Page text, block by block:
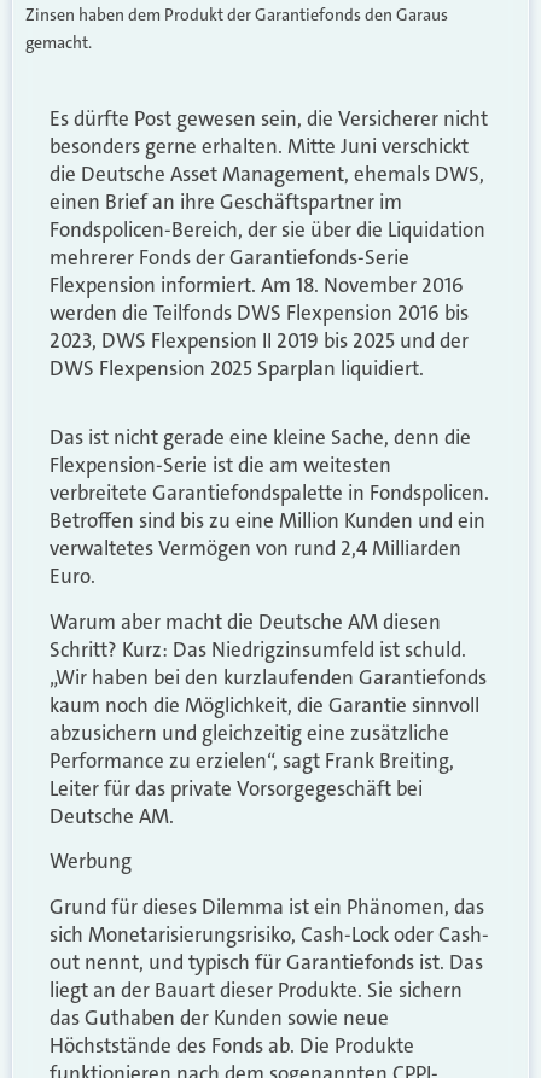
Zinsen haben dem Produkt der Garantiefonds den Garaus
gemacht.
Es dürfte Post gewesen sein, die Versicherer nicht
besonders gerne erhalten. Mitte Juni verschickt
die Deutsche Asset Management, ehemals DWS,
einen Brief an ihre Geschäftspartner im
Fondspolicen-Bereich, der sie über die Liquidation
mehrerer Fonds der Garantiefonds-Serie
Flexpension informiert. Am 18. November 2016
werden die Teilfonds DWS Flexpension 2016 bis
2023, DWS Flexpension II 2019 bis 2025 und der
DWS Flexpension 2025 Sparplan liquidiert.
Das ist nicht gerade eine kleine Sache, denn die
Flexpension-Serie ist die am weitesten
verbreitete Garantiefondspalette in Fondspolicen.
Betroffen sind bis zu eine Million Kunden und ein
verwaltetes Vermögen von rund 2,4 Milliarden
Euro.
Warum aber macht die Deutsche AM diesen
Schritt? Kurz: Das Niedrigzinsumfeld ist schuld.
„Wir haben bei den kurzlaufenden Garantiefonds
kaum noch die Möglichkeit, die Garantie sinnvoll
abzusichern und gleichzeitig eine zusätzliche
Performance zu erzielen“, sagt Frank Breiting,
Leiter für das private Vorsorgegeschäft bei
Deutsche AM.
Werbung
Grund für dieses Dilemma ist ein Phänomen, das
sich Monetarisierungsrisiko, Cash-Lock oder Cash-
out nennt, und typisch für Garantiefonds ist. Das
liegt an der Bauart dieser Produkte. Sie sichern
das Guthaben der Kunden sowie neue
Höchststände des Fonds ab. Die Produkte